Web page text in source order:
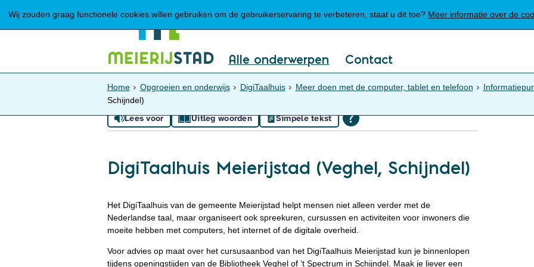
Wij zouden graag functionele cookies willen gebruiken om de gebruikerservaring te verbeteren, staat u dit toe? Meer informatie over de
Mijn Meierijstad
Alle onderwerpen Contact
Home Opgroeien en onderwijs DigiTaalhuis Meer doen met de computer, tablet en telefoon
Schijndel)
Lees voor Uitleg woorden Simpele tekst
DigiTaalhuis Meierijstad (Veghel, Schijndel)
Het DigiTaalhuis van de gemeente Meierijstad helpt mensen niet alleen verder met de
Nederlandse taal, maar organiseert ook spreekuren, cursussen en activiteiten voor inwoners die
moeite hebben met computers, het internet of de digitale overheid.
Voor advies op maat over het cursusaanbod van het DigiTaalhuis Meierijstad kun je binnenlopen
tijdens openingstijden van de Bibliotheek Veghel of ‘t Spectrum in Schijndel. Maak je liever een